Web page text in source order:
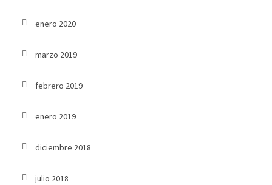
enero 2020
marzo 2019
febrero 2019
enero 2019
diciembre 2018
julio 2018